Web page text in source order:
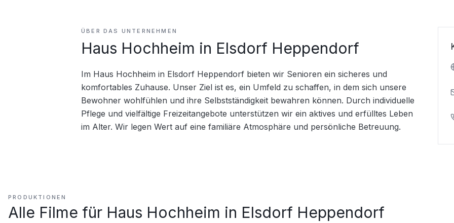
ÜBER DAS UNTERNEHMEN
Haus Hochheim in Elsdorf Heppendorf
Im Haus Hochheim in Elsdorf Heppendorf bieten wir Senioren ein sicheres und
komfortables Zuhause. Unser Ziel ist es, ein Umfeld zu schaffen, in dem sich unsere
Bewohner wohlfühlen und ihre Selbstständigkeit bewahren können. Durch individuelle
Pflege und vielfältige Freizeitangebote unterstützen wir ein aktives und erfülltes Leben
im Alter. Wir legen Wert auf eine familiäre Atmosphäre und persönliche Betreuung.
PRODUKTIONEN
Alle Filme für Haus Hochheim in Elsdorf Heppendorf